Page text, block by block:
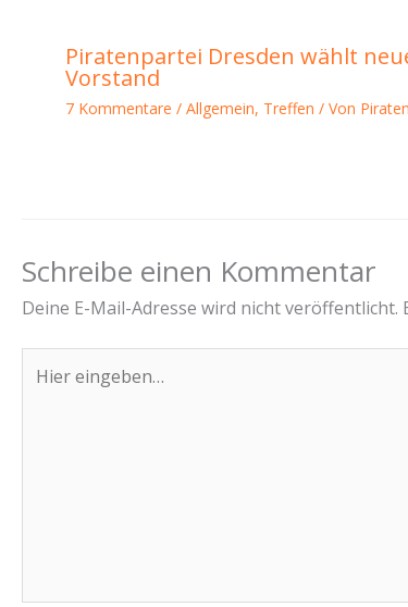
Piratenpartei Dresden wählt
Vorstand
7 Kommentare / Allgemein, Treffen / Von
Schreibe einen Kommentar
Deine E-Mail-Adresse wird nicht veröffentlicht.
eingeben…